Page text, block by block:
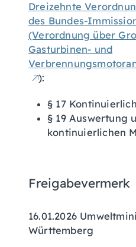
Dreizehnte
des Bundes-
(Verordnung über
Gasturbinen- und
):
§ 17
§ 19 Auswertung
kontinuierlichen
Freigabevermerk
16.01.2026
Württemberg